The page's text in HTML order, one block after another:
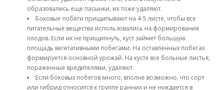
образовались еще пасынки, их тоже удаляют.
Боковые побеги прищипывают на 4-5 листе, чтобы все
питательные вещества использовались на формирование
плодов. Если их не прищипнуть, куст займет большую
площадь вегетативными побегами. На оставленных побегах
формируется основной урожай. На кусте все больные листья,
пораженные вредителями, удаляют.
Если боковых побегов много, вполне возможно, что сорт
или гибрид относится к группе ранних и не нуждается в